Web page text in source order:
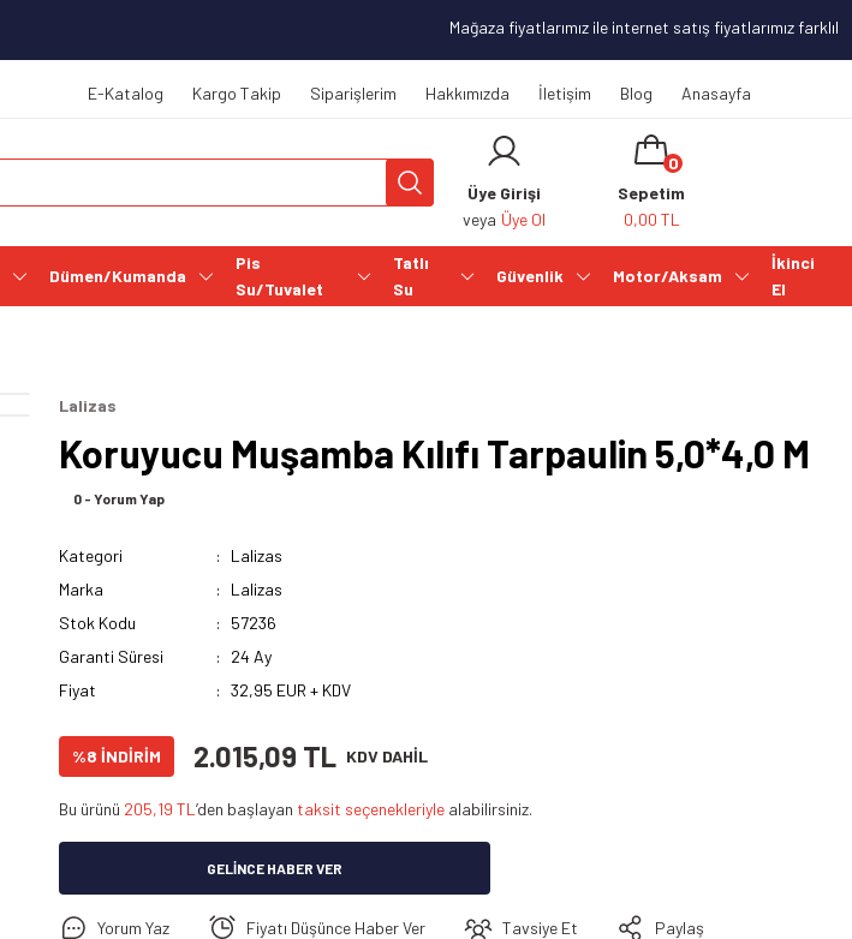
Mağaza fiyatlarımız ile internet satış fiyatlarımız
E-Katalog Kargo Takip Siparişlerim Hakkımızda İletişim Blog Anasayfa
Üye Girişi
veya Üye Ol
Sepetim
0,00 TL
0
Dümen/Kumanda
Pis
Su/Tuvalet
Tatlı
Su
Güvenlik Motor/Aksam
İkinci
El
Lalizas
Koruyucu Muşamba Kılıfı Tarpaulin 5,0*4,0 M
0 - Yorum Yap
Kategori
Lalizas
Marka
Lalizas
Stok Kodu
57236
Garanti Süresi
24 Ay
Fiyat
32,95 EUR + KDV
%8 İNDİRİM 2.015,09 TL KDV DAHİL
Bu ürünü 205,19 TL ’den başlayan taksit seçenekleriyle alabilirsiniz.
GELINCE HABER VER
Yorum Yaz Fiyatı Düşünce Haber Ver Tavsiye Et Paylaş